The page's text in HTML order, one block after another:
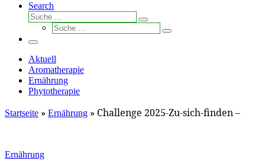
Search
Suche
Suche
…
Suche
Suche
Menü
Aktuell
Aromatherapie
Ernährung
Phytotherapie
Startseite » Ernährung » Challenge 2025-Zu-sich-finden –
Ernährung